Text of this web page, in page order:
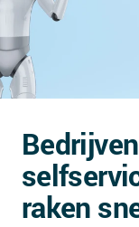
CRM nieuws
Wat is CRM?
CRM vacatures
Over ons
GDPR
raken